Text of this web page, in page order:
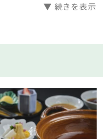
約で5％割引！
愉しみ☆
「里山ウォークラリー」
があれば何度でもご利
▼ 続きを表示